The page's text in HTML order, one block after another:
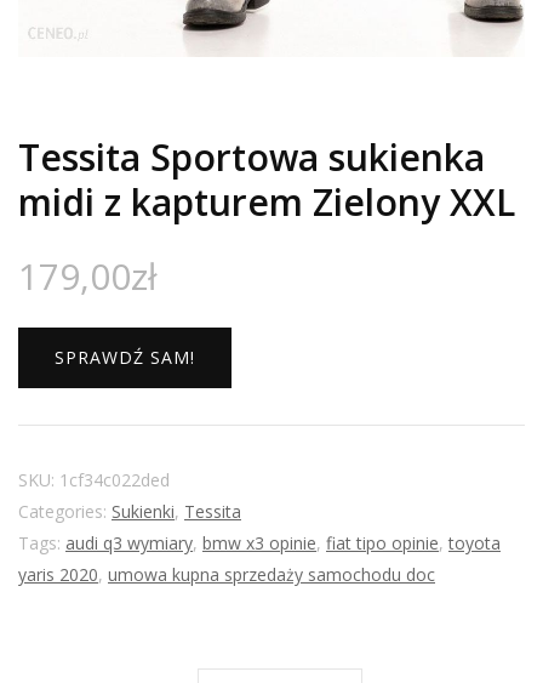
Tessita Sportowa sukienka
midi z kapturem Zielony XXL
179,00zł
SPRAWDŹ SAM!
SKU: 1cf34c022ded
Categories: Sukienki, Tessita
Tags: audi q3 wymiary, bmw x3 opinie, fiat tipo opinie,toyota
yaris 2020, umowa kupna sprzedaży samochodu doc